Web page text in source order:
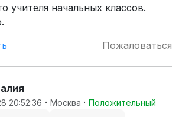
учителя начальных классов.
Пожаловаться
20:52:36 · Москва · Положительный